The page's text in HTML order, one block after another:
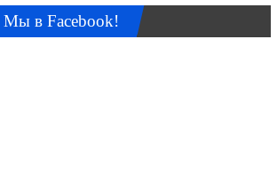
Мы в Facebook!